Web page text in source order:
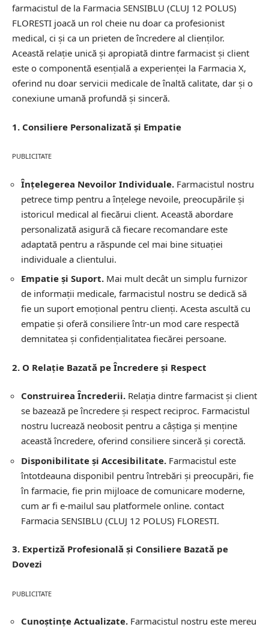
farmacistul de la Farmacia SENSIBLU (CLUJ 12 POLUS)
FLORESTI joacă un rol cheie nu doar ca profesionist
medical, ci și ca un prieten de încredere al clienților.
Această relație unică și apropiată dintre farmacist și client
este o componentă esențială a experienței la Farmacia X,
oferind nu doar servicii medicale de înaltă calitate, dar și o
conexiune umană profundă și sinceră.
1. Consiliere Personalizată și Empatie
PUBLICITATE
Înțelegerea Nevoilor Individuale. Farmacistul nostru
petrece timp pentru a înțelege nevoile, preocupările și
istoricul medical al fiecărui client. Această abordare
personalizată asigură că fiecare recomandare este
adaptată pentru a răspunde cel mai bine situației
individuale a clientului.
Empatie și Suport. Mai mult decât un simplu furnizor
de informații medicale, farmacistul nostru se dedică să
fie un suport emoțional pentru clienți. Acesta ascultă cu
empatie și oferă consiliere într-un mod care respectă
demnitatea și confidențialitatea fiecărei persoane.
2. O Relație Bazată pe Încredere și Respect
Construirea Încrederii. Relația dintre farmacist și client
se bazează pe încredere și respect reciproc. Farmacistul
nostru lucrează neobosit pentru a câștiga și menține
această încredere, oferind consiliere sinceră și corectă.
Disponibilitate și Accesibilitate. Farmacistul este
întotdeauna disponibil pentru întrebări și preocupări, fie
în farmacie, fie prin mijloace de comunicare moderne,
cum ar fi e-mailul sau platformele online. contact
Farmacia SENSIBLU (CLUJ 12 POLUS) FLORESTI.
3. Expertiză Profesională și Consiliere Bazată pe
Dovezi
PUBLICITATE
Cunoștințe Actualizate. Farmacistul nostru este mereu